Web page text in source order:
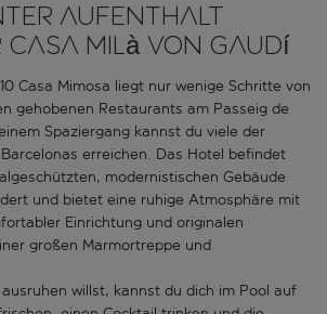
Aufenthalt
Milà von Gaudí
Casa Mimosa liegt nur wenige Schritte von
gehobenen Restaurants am Passeig de
Spaziergang kannst du viele der
erreichen. Das Hotel befindet
modernistischen Gebäude
und bietet eine ruhige Atmosphäre mit
Einrichtung und originalen
großen Marmortreppe und
willst, kannst du dich im Pool auf